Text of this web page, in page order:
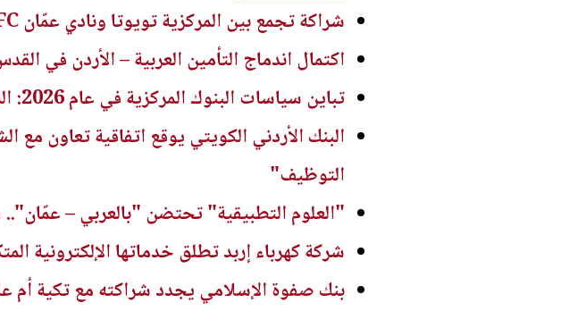
شراكة تجمع بين المركزية تويوتا ونادي عمّان FC لدعم المواهب الشابة وتمكينها من مواصلة مسيرتها الرياضية
اكتمال اندماج التأمين العربية – الأردن في
تباين سياسات البنوك المركزية في عام 2026: الموضوع الكلي الذي يجب على كل متداول فهمه
البنك الأردني الكويتي يوقع اتفاقية تعاون
التوظيف"
"العلوم التطبيقية" تحتضن "بالعربي – عمّان"..
شركة كهرباء إربد تطلق خدماتها الإلكترونية
بنك صفوة الإسلامي يجدد شراكته مع تكية أم